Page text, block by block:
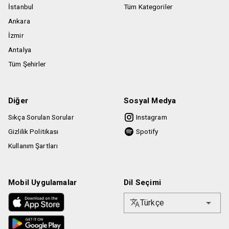
ibrazı zorunlu olacaktır.
kullanıcının etkinlik mekanına alınması konusunda hiçbir
şekilde sorumlu değildir.
İstanbul
Ankara
İzmir
Antalya
Tüm Şehirler
Tüm Kategoriler
Diğer
Sıkça Sorulan Sorular
Gizlilik Politikası
Kullanım Şartları
Sosyal Medya
Instagram
Spotify
Mobil Uygulamalar Dil Seçimi
Türkçe